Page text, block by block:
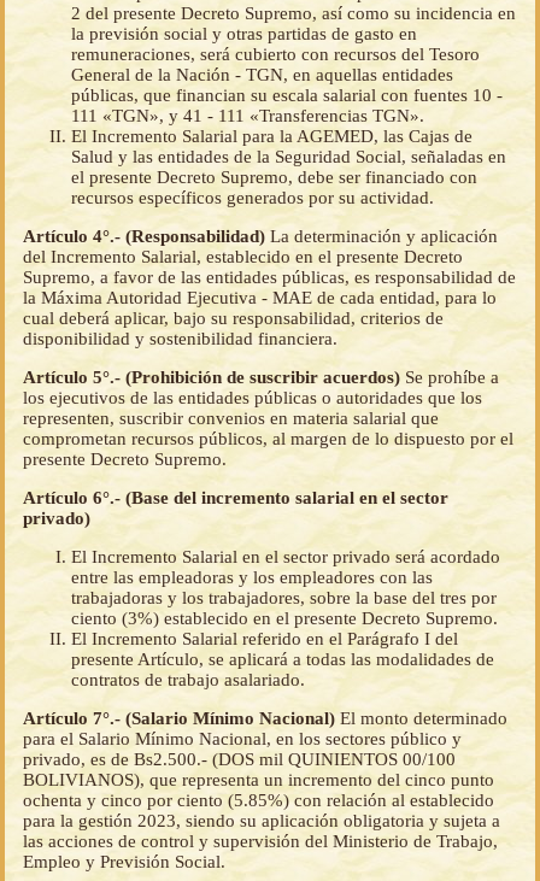
2 del presente Decreto Supremo, así como su incidencia en
la previsión social y otras partidas de gasto en
remuneraciones, será cubierto con recursos del Tesoro
General de la Nación - TGN, en aquellas entidades
públicas, que financian su escala salarial con fuentes 10 -
111 «TGN», y 41 - 111 «Transferencias TGN».
El Incremento Salarial para la AGEMED, las Cajas de
Salud y las entidades de la Seguridad Social, señaladas en
el presente Decreto Supremo, debe ser financiado con
recursos específicos generados por su actividad.
Artículo 4°.- (Responsabilidad) La determinación y aplicación
del Incremento Salarial, establecido en el presente Decreto
Supremo, a favor de las entidades públicas, es responsabilidad de
la Máxima Autoridad Ejecutiva - MAE de cada entidad, para lo
cual deberá aplicar, bajo su responsabilidad, criterios de
disponibilidad y sostenibilidad financiera.
Artículo 5°.- (Prohibición de suscribir acuerdos) Se prohíbe a
los ejecutivos de las entidades públicas o autoridades que los
representen, suscribir convenios en materia salarial que
comprometan recursos públicos, al margen de lo dispuesto por el
presente Decreto Supremo.
Artículo 6°.- (Base del incremento salarial en el sector
privado)
El Incremento Salarial en el sector privado será acordado
entre las empleadoras y los empleadores con las
trabajadoras y los trabajadores, sobre la base del tres por
ciento (3%) establecido en el presente Decreto Supremo.
El Incremento Salarial referido en el Parágrafo I del
presente Artículo, se aplicará a todas las modalidades de
contratos de trabajo asalariado.
Artículo 7°.- (Salario Mínimo Nacional) El monto determinado
para el Salario Mínimo Nacional, en los sectores público y
privado, es de Bs2.500.- (DOS mil QUINIENTOS 00/100
BOLIVIANOS), que representa un incremento del cinco punto
ochenta y cinco por ciento (5.85%) con relación al establecido
para la gestión 2023, siendo su aplicación obligatoria y sujeta a
las acciones de control y supervisión del Ministerio de Trabajo,
Empleo y Previsión Social.